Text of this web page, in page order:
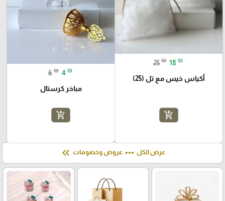
25 ₪ 18 ₪
أكياس خيس مع تل (25)
add_shopping_cart
6 ₪ 4 ₪
مباخر كرستال
add_shopping_cart
عرض الكل more_horiz عروض وخصومات keyboard_double_arrow_left